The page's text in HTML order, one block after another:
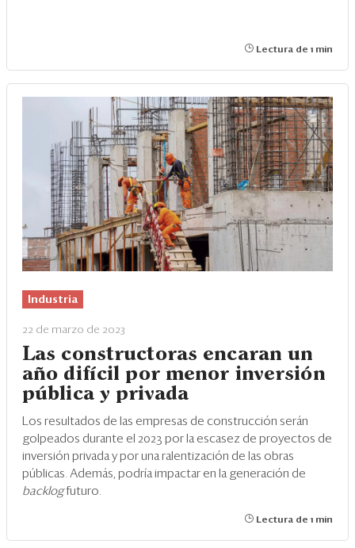
Lectura de 1 min
Industria
22 de marzo de 2023
Las constructoras encaran un
año difícil por menor inversión
pública y privada
Los resultados de las empresas de construcción serán
golpeados durante el 2023 por la escasez de proyectos de
inversión privada y por una ralentización de las obras
públicas. Además, podría impactar en la generación de
backlogfuturo.
Lectura de 1 min